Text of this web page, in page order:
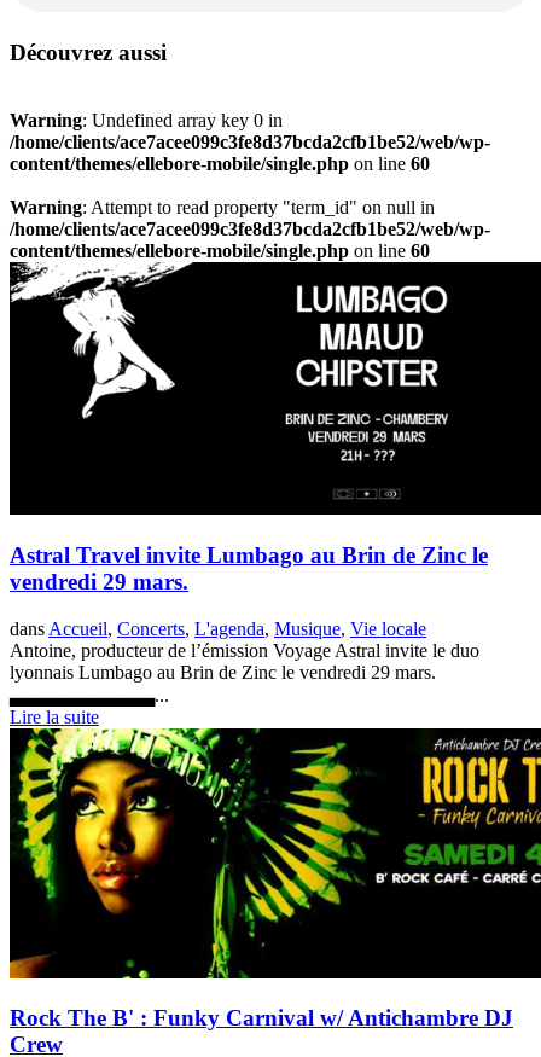
Découvrez aussi
Warning: Undefined array key 0 in
/home/clients/ace7acee099c3fe8d37bcda2cfb1be52/web/wp-
content/themes/ellebore-mobile/single.php on line 60
Warning: Attempt to read property "term_id" on null in
/home/clients/ace7acee099c3fe8d37bcda2cfb1be52/web/wp-
content/themes/ellebore-mobile/single.php on line 60
Astral Travel invite Lumbago au Brin de Zinc le
vendredi 29 mars.
dans Accueil, Concerts, L'agenda, Musique, Vie locale
Antoine, producteur de l’émission Voyage Astral invite le duo
lyonnais Lumbago au Brin de Zinc le vendredi 29 mars.
▃▃▃▃▃▃▃▃▃▃...
Lire la suite
Rock The B' : Funky Carnival w/ Antichambre DJ
Crew